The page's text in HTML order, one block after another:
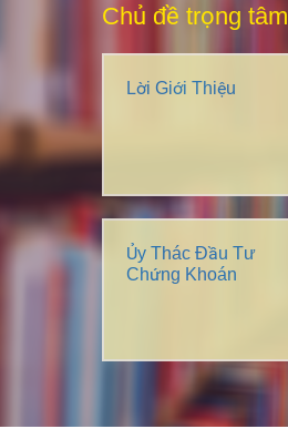
Chủ đề trọng tâm
Lời Giới Thiệu
Ủy Thác Đầu Tư
Chứng Khoán